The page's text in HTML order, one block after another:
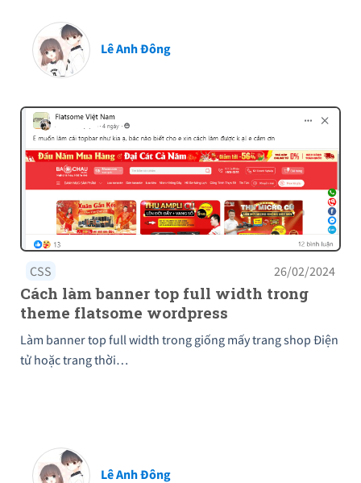
Lê Anh Đông
CSS 26/02/2024
Cách làm banner top full width trong
theme flatsome wordpress
Làm banner top full width trong giống mấy trang shop Điện
tử hoặc trang thời…
Lê Anh Đông